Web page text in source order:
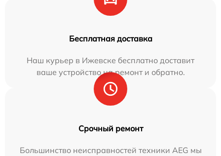
Бесплатная доставка
Наш курьер в Ижевске бесплатно доставит
ваше устройство на ремонт и обратно.
Срочный ремонт
Большинство неисправностей техники AEG мы